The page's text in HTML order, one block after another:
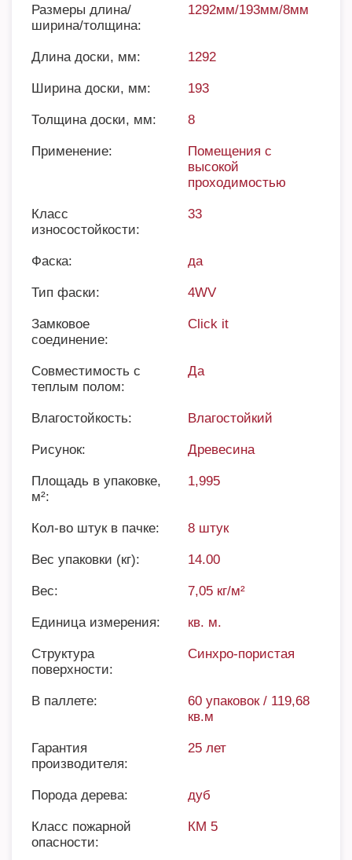
Размеры длина/
ширина/толщина:
1292мм/193мм/8мм
Длина доски, мм: 1292
Ширина доски, мм: 193
Толщина доски, мм: 8
Применение:
Помещения с
высокой
проходимостью
Класс
износостойкости:
33
Фаска: да
Тип фаски: 4WV
Замковое
соединение:
Click it
Совместимость с
теплым полом:
Да
Влагостойкость: Влагостойкий
Рисунок: Древесина
Площадь в упаковке,
м²:
1,995
Кол-во штук в пачке: 8 штук
Вес упаковки (кг): 14.00
Вес: 7,05 кг/м²
Единица измерения: кв. м.
Структура
поверхности:
Синхро-пористая
В паллете:
60 упаковок / 119,68
кв.м
Гарантия
производителя:
25 лет
Порода дерева: дуб
Класс пожарной
опасности:
КМ 5